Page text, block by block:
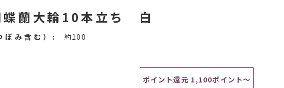
蝶蘭大輪10本立ち 白
ぼみ含む）:
約100
ポイント還元 1,100ポイント～